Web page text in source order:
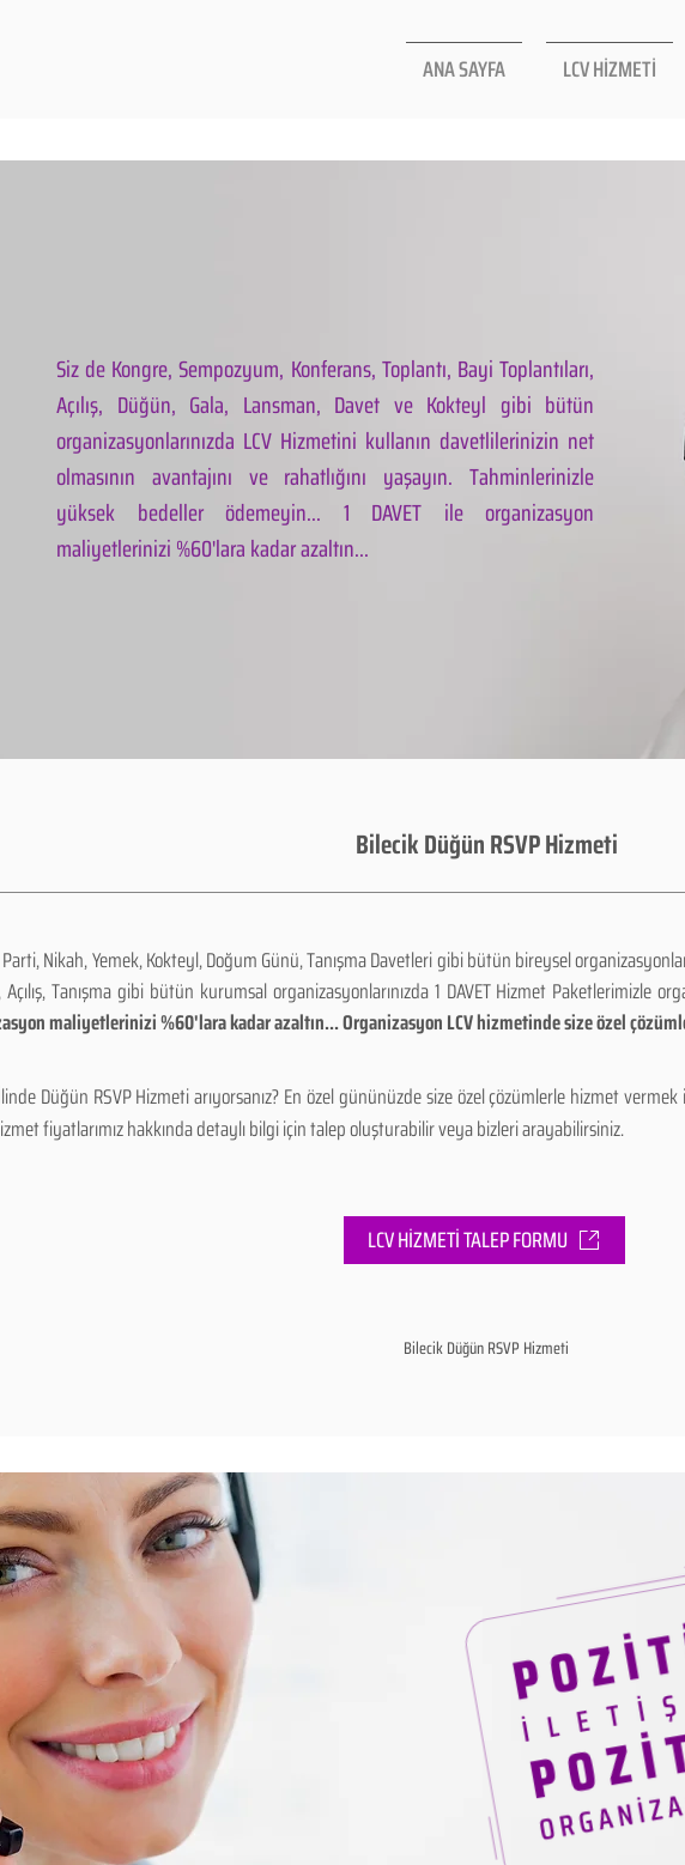
ANA SAYFA LCV HİZMETİ
Siz de Kongre, Sempozyum, Konferans, Toplantı, Bayi Toplantıları,
Açılış, Düğün, Gala, Lansman, Davet ve Kokteyl gibi bütün
organizasyonlarınızda LCV Hizmetini kullanın davetlilerinizin net
olmasının avantajını ve rahatlığını yaşayın. Tahminlerinizle
yüksek bedeller ödemeyin... 1 DAVET ile organizasyon
maliyetlerinizi %60'lara kadar azaltın...
Bilecik Düğün RSVP Hizmeti
Nikah, Yemek, Kokteyl, Doğum Günü, Tanışma Davetleri gibi bütün bireysel
Açılış, Tanışma gibi bütün kurumsal organizasyonlarınızda 1 DAVET Hizmet Paketlerimizle
maliyetlerinizi %60'lara kadar azaltın... Organizasyon LCV hizmetinde size özel
Düğün RSVP Hizmeti arıyorsanız? En özel gününüzde size özel çözümlerle hizmet vermek
fiyatlarımız hakkında detaylı bilgi için talep oluşturabilir veya bizleri arayabilirsiniz.
LCV HİZMETİ TALEP FORMU
Bilecik Düğün RSVP Hizmeti